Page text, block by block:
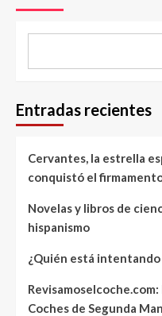
Entradas recientes
Cervantes, la estrella
conquistó el
Novelas y libros de
hispanismo
¿Quién está intentando
Coches de Segunda